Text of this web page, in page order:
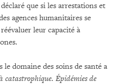
que si les arrestations et
agences humanitaires se
leur capacité à
domaine des soins de santé a
catastrophique. Épidémies de